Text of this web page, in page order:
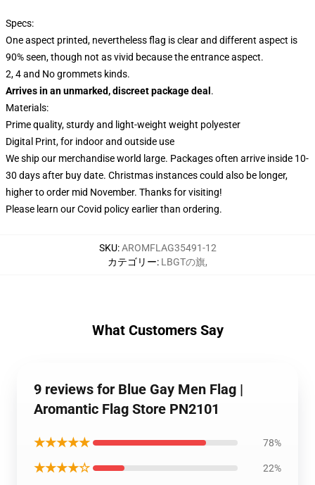
Specs:
One aspect printed, nevertheless flag is clear and different aspect is
90% seen, though not as vivid because the entrance aspect.
2, 4 and No grommets kinds.
Arrives in an unmarked, discreet package deal .
Materials:
Prime quality, sturdy and light-weight weight polyester
Digital Print, for indoor and outside use
We ship our merchandise world large. Packages often arrive inside 10-
30 days after buy date. Christmas instances could also be longer,
higher to order mid November. Thanks for visiting!
Please learn our Covid policyearlier than ordering.
SKU:AROMFLAG35491-12
カテゴリー: LBGTの旗,
What Customers Say
9 reviews for Blue Gay Men Flag |
Aromantic Flag Store PN2101
★★★★★ 78%
★★★★☆ 22%